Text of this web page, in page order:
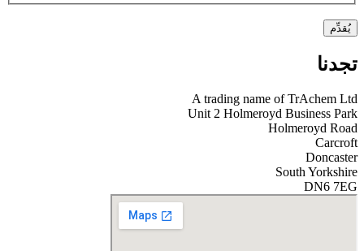
يُقدِّم
تجدنا
A trading name of TrAchem Ltd
Unit 2 Holmeroyd Business Park
Holmeroyd Road
Carcroft
Doncaster
South Yorkshire
DN6 7EG